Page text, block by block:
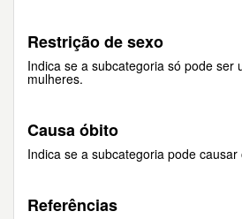
Restrição de sexo
Indica se a subcategoria só pode ser
mulheres.
Causa óbito
Indica se a subcategoria pode causar
Referências